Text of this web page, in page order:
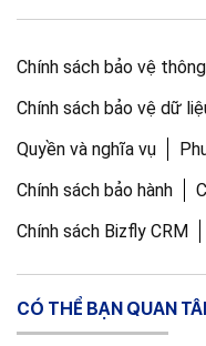
Chính sách bảo vệ
Chính sách bảo vệ dữ
Quyền và nghĩa vụ
Chính sách bảo hành
Chính sách Bizfly CRM
CÓ THỂ BẠN QUAN